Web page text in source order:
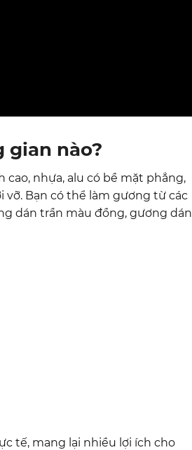
gian nào?
nhựa, alu có bề mặt phẳng,
vỡ. Bạn có thể làm gương từ các
dán trần màu đồng, gương dán
tế, mang lại nhiều lợi ích cho